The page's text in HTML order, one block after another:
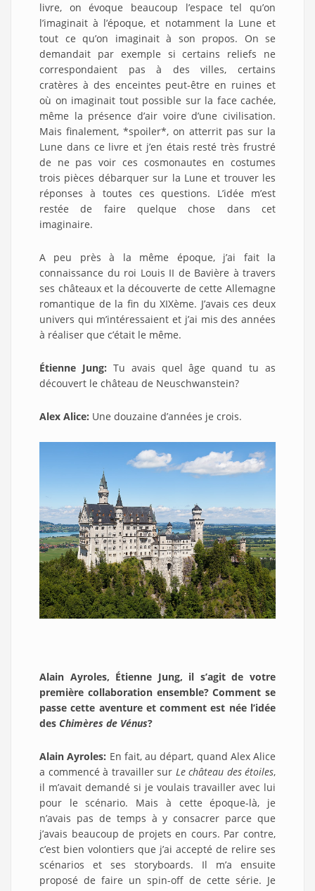
livre, on évoque beaucoup l’espace tel qu’on
l’imaginait à l’époque, et notamment la Lune et
tout ce qu’on imaginait à son propos. On se
demandait par exemple si certains reliefs ne
correspondaient pas à des villes, certains
cratères à des enceintes peut-être en ruines et
où on imaginait tout possible sur la face cachée,
même la présence d’air voire d’une civilisation.
Mais finalement, *spoiler*, on atterrit pas sur la
Lune dans ce livre et j’en étais resté très frustré
de ne pas voir ces cosmonautes en costumes
trois pièces débarquer sur la Lune et trouver les
réponses à toutes ces questions. L’idée m’est
restée de faire quelque chose dans cet
imaginaire.
A peu près à la même époque, j’ai fait la
connaissance du roi Louis II de Bavière à travers
ses châteaux et la découverte de cette Allemagne
romantique de la fin du XIXème. J’avais ces deux
univers qui m’intéressaient et j’ai mis des années
à réaliser que c’était le même.
Étienne Jung: Tu avais quel âge quand tu as
découvert le château de Neuschwanstein?
Alex Alice: Une douzaine d’années je crois.
Alain Ayroles, Étienne Jung, il s’agit de votre
première collaboration ensemble? Comment se
passe cette aventure et comment est née l’idée
des Chimères de Vénus?
Alain Ayroles: En fait, au départ, quand Alex Alice
a commencé à travailler sur Le château des étoiles,
il m’avait demandé si je voulais travailler avec lui
pour le scénario. Mais à cette époque-là, je
n’avais pas de temps à y consacrer parce que
j’avais beaucoup de projets en cours. Par contre,
c’est bien volontiers que j’ai accepté de relire ses
scénarios et ses storyboards. Il m’a ensuite
proposé de faire un spin-off de cette série. Je